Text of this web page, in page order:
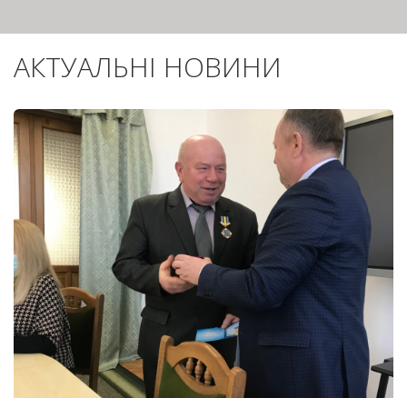
АКТУАЛЬНІ НОВИНИ